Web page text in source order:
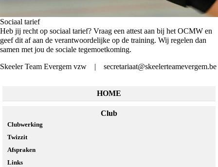
Sociaal tarief
Heb jij recht op sociaal tarief? Vraag een attest aan bij het OCMW en
geef dit af aan de verantwoordelijke op de training. Wij regelen dan
samen met jou de sociale tegemoetkoming.
Skeeler Team Evergem vzw | secretariaat@skeelerteamevergem.be
HOME
Club
Clubwerking
Twizzit
Afspraken
Links